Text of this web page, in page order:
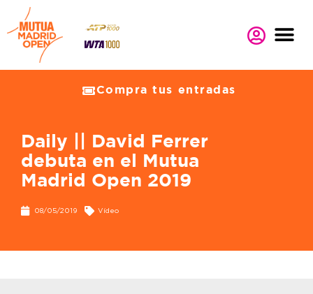
Compra tus entradas
Daily || David Ferrer
debuta en el Mutua
Madrid Open 2019
08/05/2019 Vídeo